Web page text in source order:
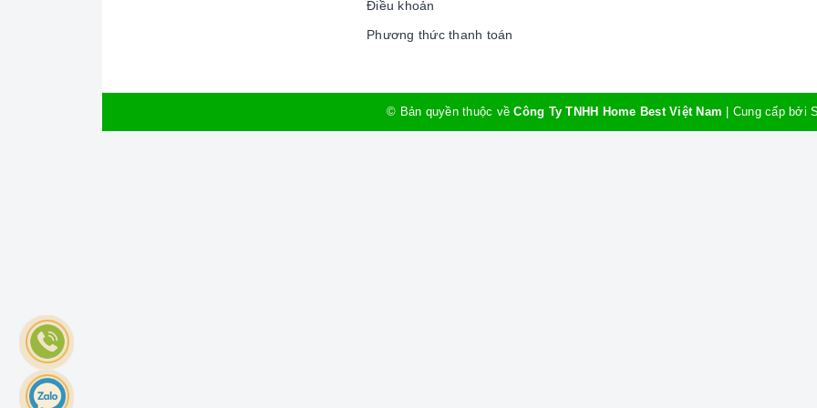
Điều khoản
Phương thức thanh toán
© Bản quyền thuộc vềCông Ty TNHH Home Best Việt Nam Cung cấp bởi